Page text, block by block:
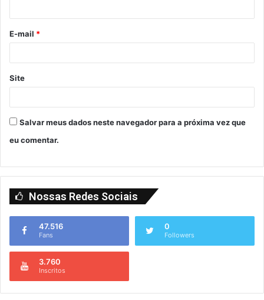
E-mail *
Site
Salvar meus dados neste navegador para a próxima vez que
eu comentar.
Nossas Redes Sociais
47.516
Fans
0
Followers
3.760
Inscritos